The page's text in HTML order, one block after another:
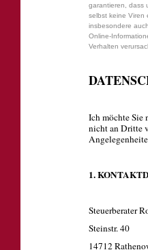
garantieren, dass
selbst keine Viren
insbesondere
Online-
Verhalten
Ich möchte Sie
nicht an Dritte
1.
Steuerberater
Steinstr. 40
14712